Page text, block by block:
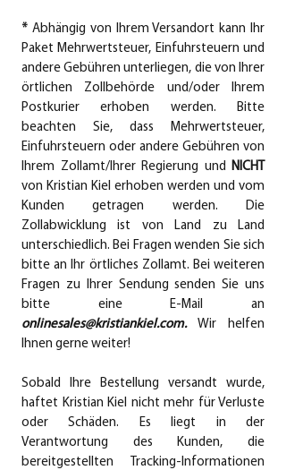
* Abhängig von Ihrem Versandort kann Ihr
Paket Mehrwertsteuer, Einfuhrsteuern und
andere Gebühren unterliegen, die von Ihrer
örtlichen Zollbehörde und/oder Ihrem
Postkurier erhoben werden. Bitte
beachten Sie, dass Mehrwertsteuer,
Einfuhrsteuern oder andere Gebühren von
Ihrem Zollamt/Ihrer Regierung und
NICHT
von Kristian Kiel erhoben werden und vom
Kunden getragen werden. Die
Zollabwicklung ist von Land zu Land
unterschiedlich. Bei Fragen wenden Sie sich
bitte an Ihr örtliches Zollamt. Bei weiteren
Fragen zu Ihrer Sendung senden Sie uns
bitte eine E-Mail an
onlinesales@kristiankiel.com.Wir helfen
Ihnen gerne weiter!
Sobald Ihre Bestellung versandt wurde,
haftet Kristian Kiel nicht mehr für Verluste
oder Schäden. Es liegt in der
Verantwortung des Kunden, die
bereitgestellten Tracking-Informationen